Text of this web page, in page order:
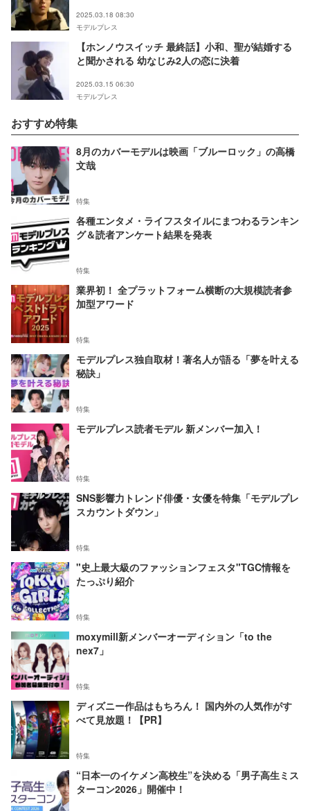
2025.03.18 08:30
モデルプレス
【ホンノウスイッチ 最終話】小和、聖が結婚する
と聞かされる 幼なじみ2人の恋に決着
2025.03.15 06:30
モデルプレス
おすすめ特集
8月のカバーモデルは映画「ブルーロック」の高橋
文哉
特集
各種エンタメ・ライフスタイルにまつわるランキン
グ＆読者アンケート結果を発表
特集
業界初！ 全プラットフォーム横断の大規模読者参
加型アワード
特集
モデルプレス独自取材！著名人が語る「夢を叶える
秘訣」
特集
モデルプレス読者モデル 新メンバー加入！
特集
SNS影響力トレンド俳優・女優を特集「モデルプレ
スカウントダウン」
特集
"史上最大級のファッションフェスタ"TGC情報を
たっぷり紹介
特集
moxymill新メンバーオーディション「to the
nex7」
特集
ディズニー作品はもちろん！ 国内外の人気作がす
べて見放題！【PR】
特集
“日本一のイケメン高校生”を決める「男子高生ミス
ターコン2026」開催中！